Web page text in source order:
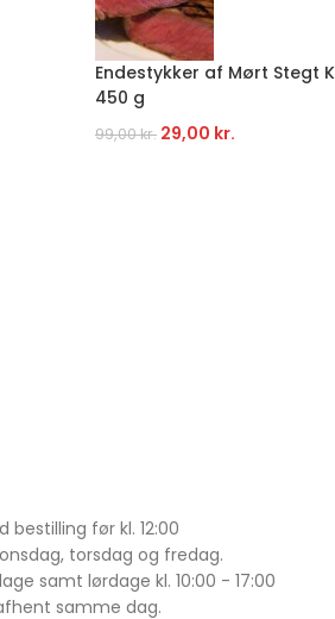
Endestykker af Mørt Stegt
450 g
99,00kr. 29,00 kr.
før kl. 12:00
torsdag og fredag.
samt lørdage kl. 10:00 - 17:00
samme dag.